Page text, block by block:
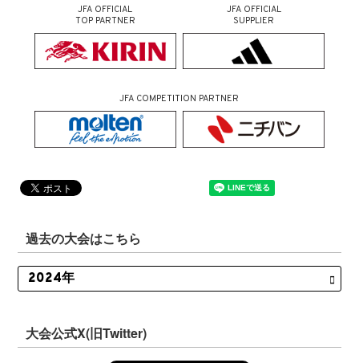
JFA OFFICIAL
TOP PARTNER
JFA OFFICIAL
SUPPLIER
JFA COMPETITION PARTNER
過去の大会はこちら
大会公式X(旧Twitter)